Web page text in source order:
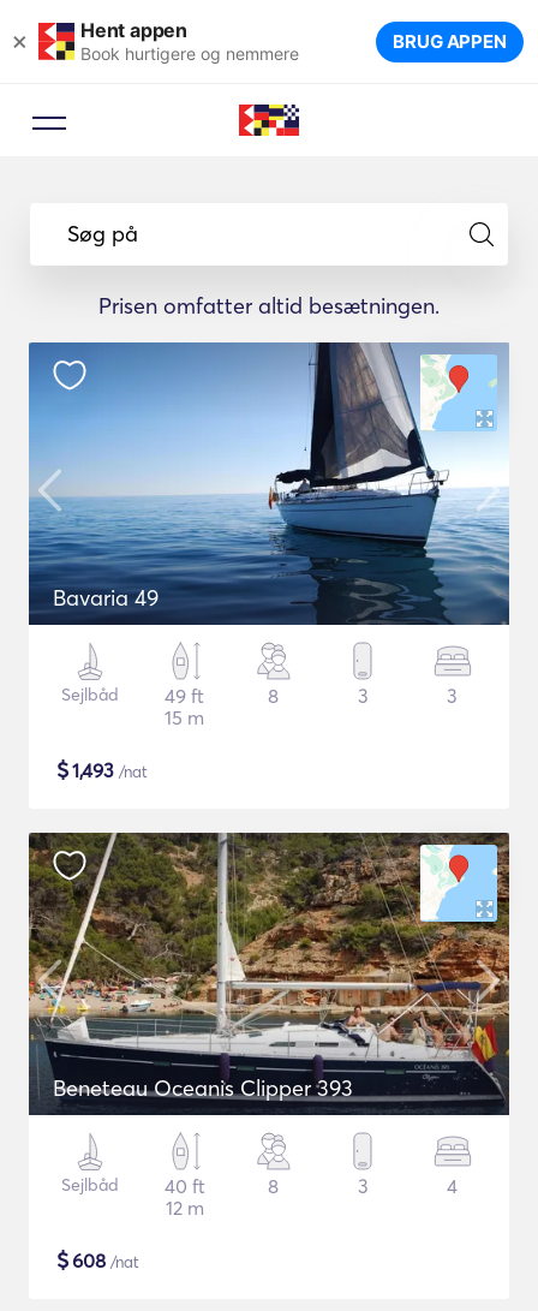
× Hent appen
Book hurtigere og nemmere BRUG APPEN
Søg på
Prisen omfatter altid besætningen.
Bavaria 49
Sejlbåd
49 ft
15 m
8 3 3
$1,493 /nat
Beneteau Oceanis Clipper 393
Sejlbåd
40 ft
12 m
8 3 4
$608 /nat